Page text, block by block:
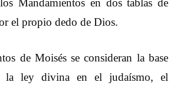
Mandamientos en dos tablas de
el propio dedo de Dios.
de Moisés se consideran la base
ley divina en el judaísmo, el